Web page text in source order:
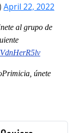
April 22, 2022
al grupo de
únete